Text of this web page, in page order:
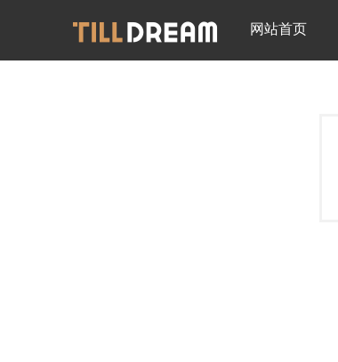
网站首页